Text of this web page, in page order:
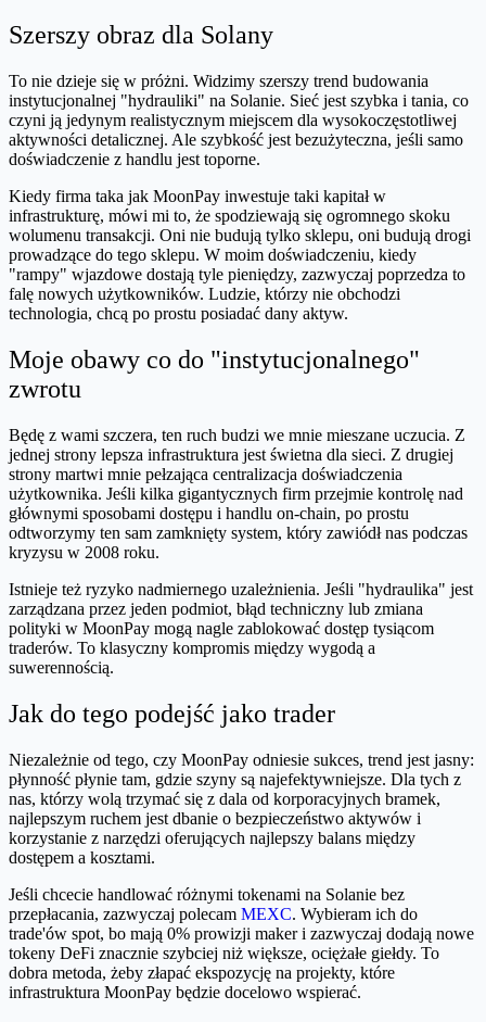
Szerszy obraz dla Solany
To nie dzieje się w próżni. Widzimy szerszy trend budowania
instytucjonalnej "hydrauliki" na Solanie. Sieć jest szybka i tania, co
czyni ją jedynym realistycznym miejscem dla wysokoczęstotliwej
aktywności detalicznej. Ale szybkość jest bezużyteczna, jeśli samo
doświadczenie z handlu jest toporne.
Kiedy firma taka jak MoonPay inwestuje taki kapitał w
infrastrukturę, mówi mi to, że spodziewają się ogromnego skoku
wolumenu transakcji. Oni nie budują tylko sklepu, oni budują drogi
prowadzące do tego sklepu. W moim doświadczeniu, kiedy
"rampy" wjazdowe dostają tyle pieniędzy, zazwyczaj poprzedza to
falę nowych użytkowników. Ludzie, którzy nie obchodzi
technologia, chcą po prostu posiadać dany aktyw.
Moje obawy co do "instytucjonalnego"
zwrotu
Będę z wami szczera, ten ruch budzi we mnie mieszane uczucia. Z
jednej strony lepsza infrastruktura jest świetna dla sieci. Z drugiej
strony martwi mnie pełzająca centralizacja doświadczenia
użytkownika. Jeśli kilka gigantycznych firm przejmie kontrolę nad
głównymi sposobami dostępu i handlu on-chain, po prostu
odtworzymy ten sam zamknięty system, który zawiódł nas podczas
kryzysu w 2008 roku.
Istnieje też ryzyko nadmiernego uzależnienia. Jeśli "hydraulika" jest
zarządzana przez jeden podmiot, błąd techniczny lub zmiana
polityki w MoonPay mogą nagle zablokować dostęp tysiącom
traderów. To klasyczny kompromis między wygodą a
suwerennością.
Jak do tego podejść jako trader
Niezależnie od tego, czy MoonPay odniesie sukces, trend jest jasny:
płynność płynie tam, gdzie szyny są najefektywniejsze. Dla tych z
nas, którzy wolą trzymać się z dala od korporacyjnych bramek,
najlepszym ruchem jest dbanie o bezpieczeństwo aktywów i
korzystanie z narzędzi oferujących najlepszy balans między
dostępem a kosztami.
Jeśli chcecie handlować różnymi tokenami na Solanie bez
przepłacania, zazwyczaj polecam MEXC. Wybieram ich do
trade'ów spot, bo mają 0% prowizji maker i zazwyczaj dodają nowe
tokeny DeFi znacznie szybciej niż większe, ociężałe giełdy. To
dobra metoda, żeby złapać ekspozycję na projekty, które
infrastruktura MoonPay będzie docelowo wspierać.